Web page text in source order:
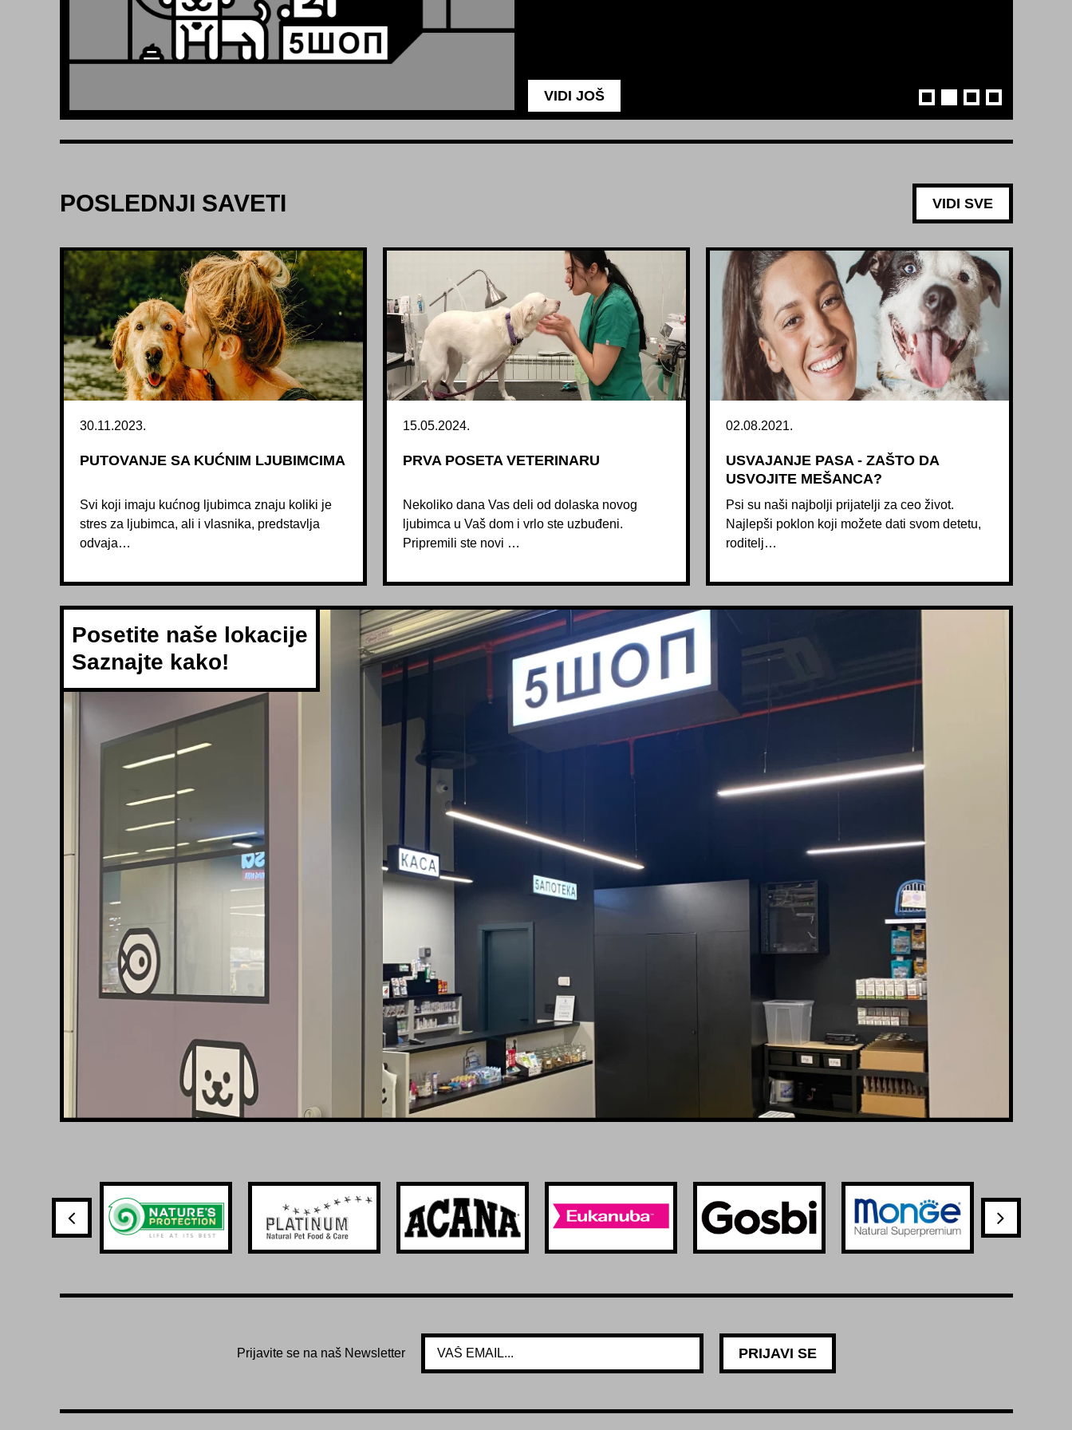
VIDI JOŠ
POSLEDNJI SAVETI VIDI SVE
30.11.2023.
PUTOVANJE SA KUĆNIM LJUBIMCIMA
Svi koji imaju kućnog ljubimca znaju koliki je
stres za ljubimca, ali i vlasnika, predstavlja
odvaja…
15.05.2024.
PRVA POSETA VETERINARU
Nekoliko dana Vas deli od dolaska novog
ljubimca u Vaš dom i vrlo ste uzbuđeni.
Pripremili ste novi …
02.08.2021.
USVAJANJE PASA - ZAŠTO DA
USVOJITE MEŠANCA?
Psi su naši najbolji prijatelji za ceo život.
Najlepši poklon koji možete dati svom detetu,
roditelj…
Posetite naše lokacije
Saznajte kako!
Prijavite se na naš Newsletter PRIJAVI SE